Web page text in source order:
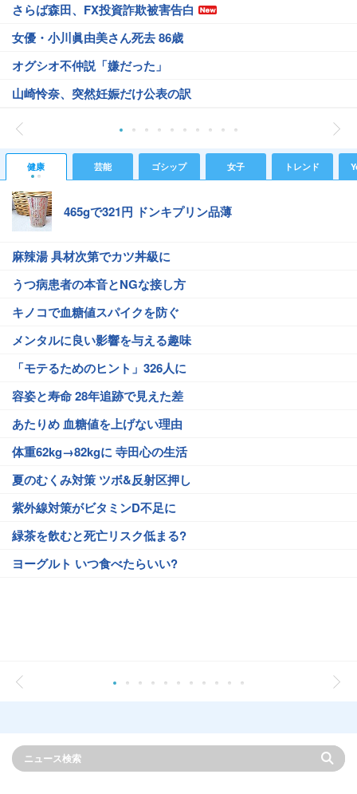
さらば森田、FX投資詐欺被害告白
女優・小川眞由美さん死去 86歳
オグシオ不仲説「嫌だった」
山崎怜奈、突然妊娠だけ公表の訳
健康 芸能 ゴシップ 女子 トレンド
465gで321円 ドンキプリン品薄
麻辣湯 具材次第でカツ丼級に
うつ病患者の本音とNGな接し方
キノコで血糖値スパイクを防ぐ
メンタルに良い影響を与える趣味
「モテるためのヒント」326人に
容姿と寿命 28年追跡で見えた差
あたりめ 血糖値を上げない理由
体重62kg→82kgに 寺田心の生活
夏のむくみ対策 ツボ&反射区押し
紫外線対策がビタミンD不足に
緑茶を飲むと死亡リスク低まる?
ヨーグルト いつ食べたらいい?